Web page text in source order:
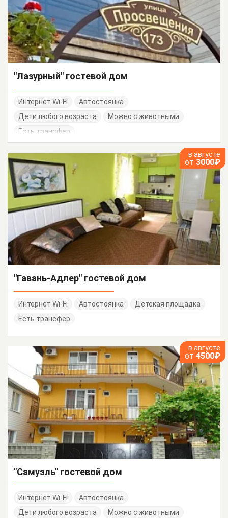
"Лазурный" гостевой дом
Интернет Wi-Fi
Автостоянка
Дети любого возраста
Можно с животными
Есть трансфер
в августе
от 3000₽
"Гавань-Адлер" гостевой дом
Интернет Wi-Fi Автостоянка
Детская площадка
Есть трансфер
в августе
от 4500₽
"Самуэль" гостевой дом
Интернет Wi-Fi
Автостоянка
Дети любого возраста
Можно с животными